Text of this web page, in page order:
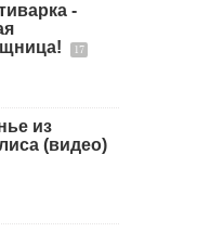
-
17
из
(видео)